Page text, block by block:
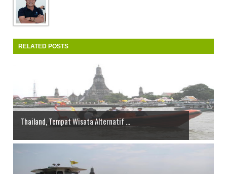
RELATED POSTS
Thailand, Tempat Wisata Alternatif ...